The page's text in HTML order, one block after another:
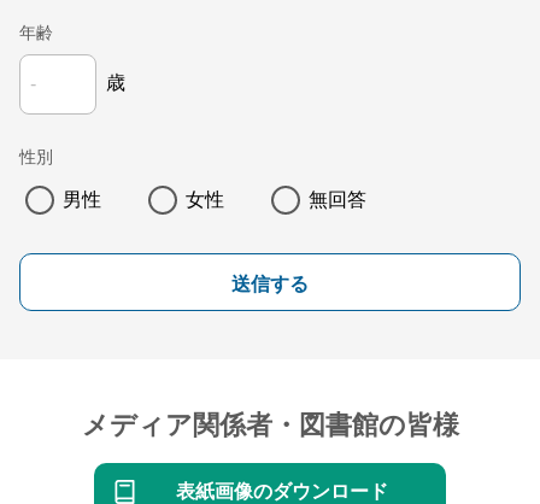
年齢
歳
性別
男性 女性 無回答
送信する
メディア関係者・図書館の皆様
表紙画像のダウンロード